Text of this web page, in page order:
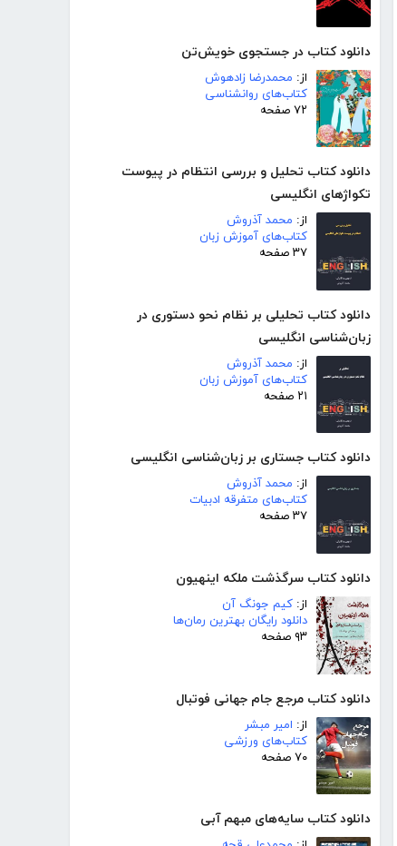
دانلود کتاب در جستجوی خویش‌تن
از: محمدرضا زادهوش
کتاب‌های روانشناسی
۷۲ صفحه
دانلود کتاب تحلیل و بررسی انتظام در پیوست
تکواژهای انگلیسی
از: محمد آذروش
کتاب‌های آموزش زبان
۳۷ صفحه
دانلود کتاب تحلیلی بر نظام نحو دستوری در
زبان‌شناسی انگلیسی
از: محمد آذروش
کتاب‌های آموزش زبان
۲۱ صفحه
دانلود کتاب جستاری بر زبان‌شناسی انگلیسی
از: محمد آذروش
کتاب‌های متفرقه ادبیات
۳۷ صفحه
دانلود کتاب سرگذشت ملکه اینهیون
از: کیم جونگ آن
دانلود رایگان بهترین رمان‌ها
۹۳ صفحه
دانلود کتاب مرجع جام جهانی فوتبال
از: امیر مبشر
کتاب‌های ورزشی
۷۰ صفحه
دانلود کتاب سایه‌های مبهم آبی